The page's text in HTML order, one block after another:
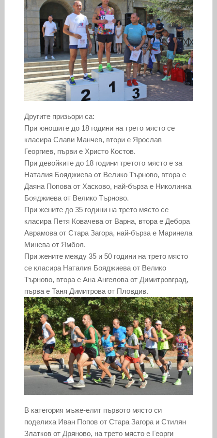
Другите призьори са:
При юношите до 18 години на трето място се
класира Слави Манчев, втори е Ярослав
Георгиев, първи е Христо Костов.
При девойките до 18 години третото място е за
Наталия Бояджиева от Велико Търново, втора е
Даяна Попова от Хасково, най-бърза е Николинка
Бояджиева от Велико Търново.
При жените до 35 години на трето място се
класира Петя Ковачева от Варна, втора е Дебора
Аврамова от Стара Загора, най-бърза е Маринела
Минева от Ямбол.
При жените между 35 и 50 години на трето място
се класира Наталия Бояджиева от Велико
Търново, втора е Ана Ангелова от Димитровград,
първа е Таня Димитрова от Пловдив.
В категория мъже-елит първото място си
поделиха Иван Попов от Стара Загора и Стилян
Златков от Дряново, на трето място е Георги